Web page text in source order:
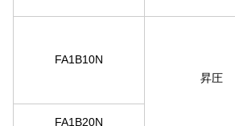
FA1B10N
昇圧
FA1B20N